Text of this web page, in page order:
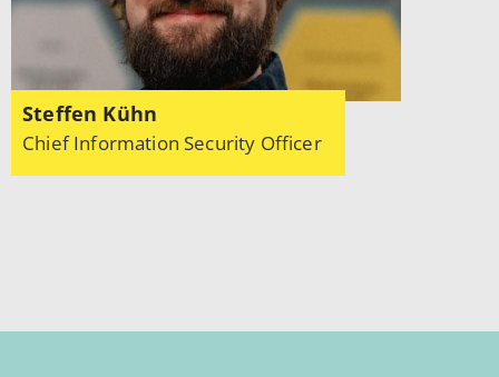
Steffen Kühn
Chief Information Security Officer